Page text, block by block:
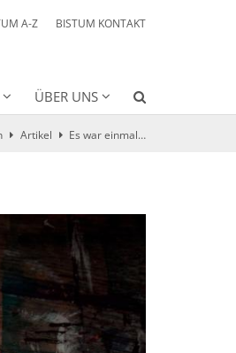
A-Z BISTUM KONTAKT
ÜBER UNS
Artikel Es war einmal…